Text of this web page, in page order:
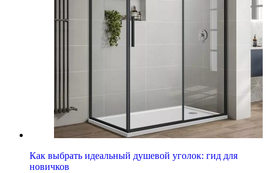
Как выбрать идеальный душевой уголок: гид для
новичков